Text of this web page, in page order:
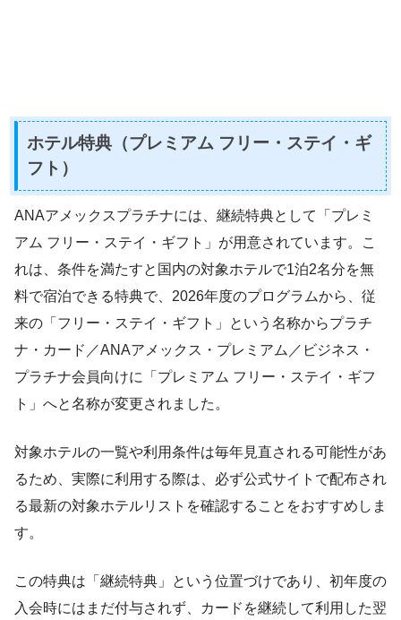
ホテル特典（プレミアム フリー・ステイ・ギ
フト）
ANAアメックスプラチナには、継続特典として「プレミ
アム フリー・ステイ・ギフト」が用意されています。こ
れは、条件を満たすと国内の対象ホテルで1泊2名分を無
料で宿泊できる特典で、2026年度のプログラムから、従
来の「フリー・ステイ・ギフト」という名称からプラチ
ナ・カード／ANAアメックス・プレミアム／ビジネス・
プラチナ会員向けに「プレミアム フリー・ステイ・ギフ
ト」へと名称が変更されました。
対象ホテルの一覧や利用条件は毎年見直される可能性があ
るため、実際に利用する際は、必ず公式サイトで配布され
る最新の対象ホテルリストを確認することをおすすめしま
す。
この特典は「継続特典」という位置づけであり、初年度の
入会時にはまだ付与されず、カードを継続して利用した翌